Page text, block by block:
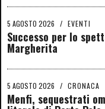
5 AGOSTO 2026 / EVENTI
Successo per lo
Margherita
5 AGOSTO 2026 / CRONACA
Menfi, sequestrati